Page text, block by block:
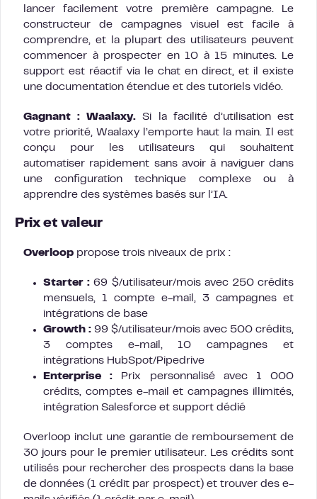
lancer facilement votre première campagne. Le
constructeur de campagnes visuel est facile à
comprendre, et la plupart des utilisateurs peuvent
commencer à prospecter en 10 à 15 minutes. Le
support est réactif via le chat en direct, et il existe
une documentation étendue et des tutoriels vidéo.
Gagnant : Waalaxy. Si la facilité d’utilisation est
votre priorité, Waalaxy l’emporte haut la main. Il est
conçu pour les utilisateurs qui souhaitent
automatiser rapidement sans avoir à naviguer dans
une configuration technique complexe ou à
apprendre des systèmes basés sur l’IA.
Prix et valeur
Overloop propose trois niveaux de prix :
Starter : 69 $/utilisateur/mois avec 250 crédits
mensuels, 1 compte e-mail, 3 campagnes et
intégrations de base
Growth : 99 $/utilisateur/mois avec 500 crédits,
3 comptes e-mail, 10 campagnes et
intégrations HubSpot/Pipedrive
Enterprise : Prix personnalisé avec 1 000
crédits, comptes e-mail et campagnes illimités,
intégration Salesforce et support dédié
Overloop inclut une garantie de remboursement de
30 jours pour le premier utilisateur. Les crédits sont
utilisés pour rechercher des prospects dans la base
de données (1 crédit par prospect) et trouver des e-